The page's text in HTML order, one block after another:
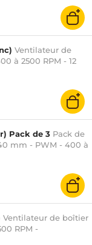
Ventilateur de
à 2500 RPM - 12
Pack de 3 Pack de
mm - PWM - 400 à
Ventilateur de boîtier
RPM -